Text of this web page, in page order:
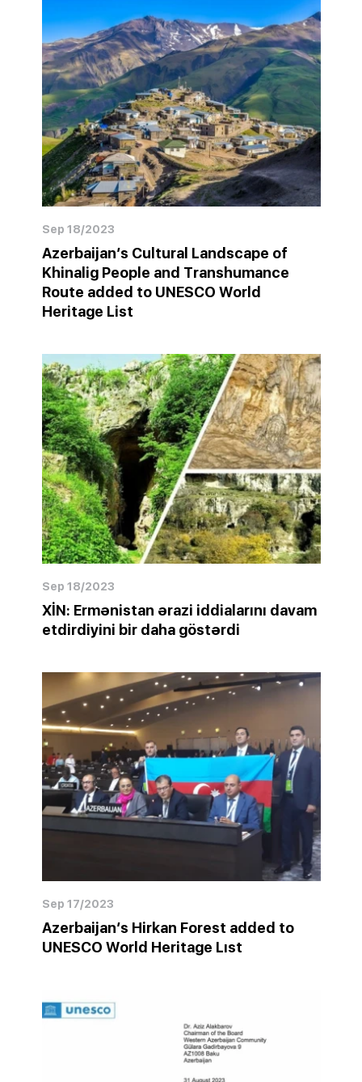
Sep 18/2023
Azerbaijan’s Cultural Landscape of
Khinalig People and Transhumance
Route added to UNESCO World
Heritage List
Sep 18/2023
XİN: Ermənistan ərazi iddialarını davam
etdirdiyini bir daha göstərdi
Sep 17/2023
Azerbaijan’s Hirkan Forest added to
UNESCO World Heritage Lıst